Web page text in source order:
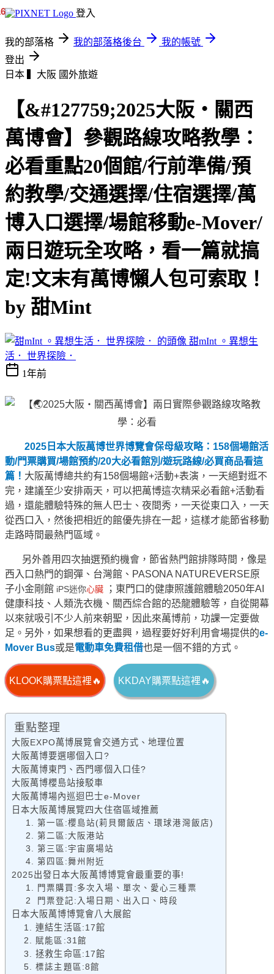
登入
我的部落格 我的部落格後台
我的帳號
登出
日本 ▍大阪 國外旅遊
【&#127759;2025大阪・關西
萬博會】參觀路線攻略教學：
必看重點20個館/行前準備/預
約教學/交通選擇/住宿選擇/萬
博入口選擇/場館移動e-Mover/
兩日遊玩全攻略，看一篇就搞
定!文末有萬博懶人包可索取！
by 甜Mint
甜mInt 。異想生
活． 世界探險．
1年前
2025日本大阪萬博世界博覽會保母級攻略：158個場館活
動/門票購買/場館預約/20大必看館別/遊玩路線/必買商品看這
篇！ 大阪萬博總共約有158個場館+活動+表演，一天絕對逛不
完，建議至少安排兩天，可以把萬博這次精采必看館+活動看
過，還能體驗特殊的無人巴士、夜間秀，一天從東口入，一天
從西口入，然後把相近的館優先排在一起，這樣才能節省移動
走路時間最熱門區域。
另外善用四次抽選預約機會，節省熱門館排隊時間，像是
西入口熱門的鋼彈、台灣館、PASONA NATUREVERSE原
子小金剛館 iPS迷你心臟 ；東門口的健康照護館體驗2050年AI
健康科技、人類洗衣機、關西綜合館的恐龍體驗等，自從開幕
以來就吸引不少人前來朝聖，因此來萬博前，功課一定要做
足。另外，如果想看的更盡興，過程要好好利用會場提供的e-
Mover Bus或是電動車免費租借也是一個不錯的方式。
KLOOK購票點這裡🔥 KKDAY購票點這裡🔥
重點整理
大阪EXPO萬博展覽會交通方式、地理位置
大阪萬博要選哪個入口?
大阪萬博東門、西門哪個入口佳?
大阪萬博櫻島站接駁車
大阪萬博場內巡迴巴士e-Mover
日本大阪萬博展覽四大住宿區域推薦
1. 第一區:櫻島站(莉貝爾飯店、環球港灣飯店)
2. 第二區:大阪港站
3. 第三區:宇宙廣場站
4. 第四區:舞州附近
2025出發日本大阪萬博博覽會最重要的事!
1. 門票購買:多次入場、單次、愛心三種票
2 門票登記:入場日期、出入口、時段
日本大阪萬博博覽會八大展館
1. 連結生活區:17館
2. 賦能區:31館
3. 拯救生命區:17館
5. 標誌主題區:8館